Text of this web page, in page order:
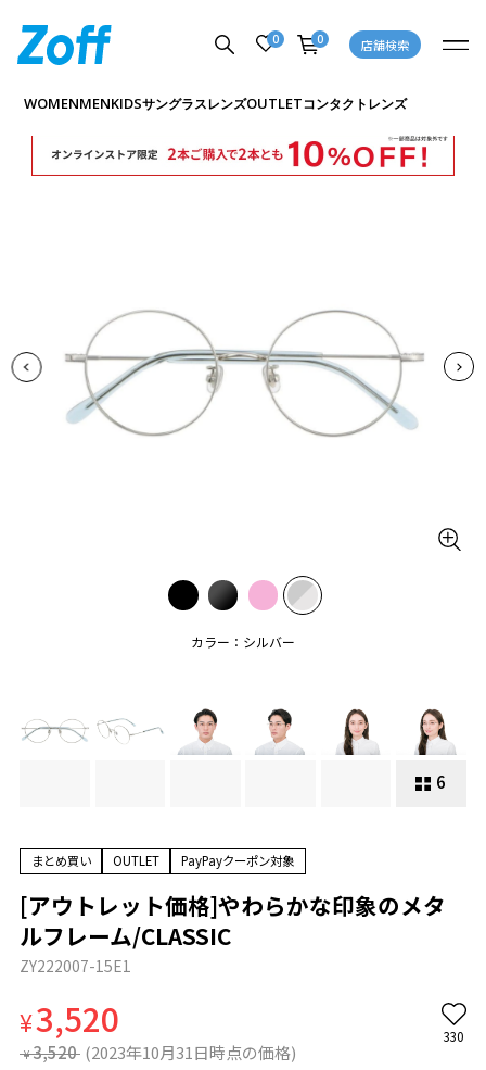
0 0 店舗検索
WOMENMENKIDSサングラスレンズOUTLETコンタクトレンズ
カラー：シルバー
6
商品詳細ページへ
まとめ買い OUTLET PayPayクーポン対象
[アウトレット価格]やわらかな印象のメタ
ルフレーム/CLASSIC
ZY222007-15E1
¥3,520
¥ 3,520 (2023年10月31日時点の価格)
330